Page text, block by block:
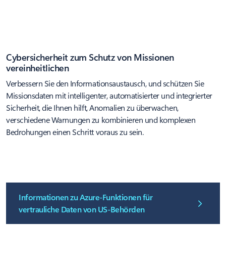
Cybersicherheit zum Schutz von Missionen
vereinheitlichen
Verbessern Sie den Informationsaustausch, und schützen Sie
Missionsdaten mit intelligenter, automatisierter und integrierter
Sicherheit, die Ihnen hilft, Anomalien zu überwachen,
verschiedene Warnungen zu kombinieren und komplexen
Bedrohungen einen Schritt voraus zu sein.
Informationen zu Azure-Funktionen für
vertrauliche Daten von US-Behörden